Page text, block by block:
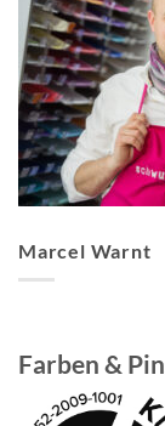
Marcel Warnt
Farben &